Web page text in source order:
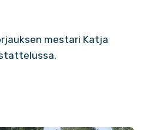
mestari Katja